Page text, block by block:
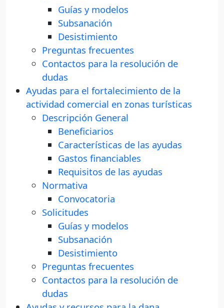
Guías y modelos
Subsanación
Desistimiento
Preguntas frecuentes
Contactos para la resolución de
dudas
Ayudas para el fortalecimiento de la
actividad comercial en zonas turísticas
Descripción General
Beneficiarios
Características de las ayudas
Gastos financiables
Requisitos de las ayudas
Normativa
Convocatoria
Solicitudes
Guías y modelos
Subsanación
Desistimiento
Preguntas frecuentes
Contactos para la resolución de
dudas